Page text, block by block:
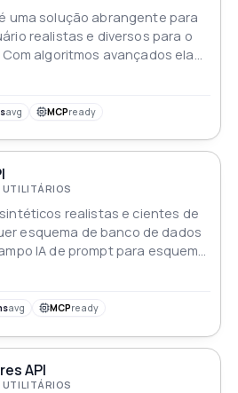
uma solução abrangente para
realistas e diversos para o
algoritmos avançados ela
que imitam navegadores e
como suspeitas ou bloqueadas
avg MCPready
UTILITÁRIOS
realistas e cientes de
esquema de banco de dados
IA de prompt para esquema
saída JSON/SQL/CSV
avg MCPready
API
UTILITÁRIOS